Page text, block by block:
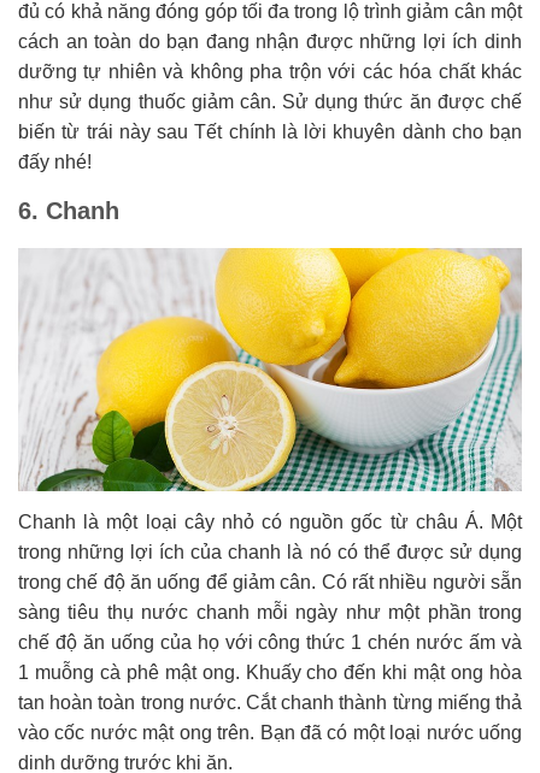
đủ có khả năng đóng góp tối đa trong lộ trình giảm cân một
cách an toàn do bạn đang nhận được những lợi ích dinh
dưỡng tự nhiên và không pha trộn với các hóa chất khác
như sử dụng thuốc giảm cân. Sử dụng thức ăn được chế
biến từ trái này sau Tết chính là lời khuyên dành cho bạn
đấy nhé!
6. Chanh
Chanh là một loại cây nhỏ có nguồn gốc từ châu Á. Một
trong những lợi ích của chanh là nó có thể được sử dụng
trong chế độ ăn uống để giảm cân. Có rất nhiều người sẵn
sàng tiêu thụ nước chanh mỗi ngày như một phần trong
chế độ ăn uống của họ với công thức 1 chén nước ấm và
1 muỗng cà phê mật ong. Khuấy cho đến khi mật ong hòa
tan hoàn toàn trong nước. Cắt chanh thành từng miếng thả
vào cốc nước mật ong trên. Bạn đã có một loại nước uống
dinh dưỡng trước khi ăn.